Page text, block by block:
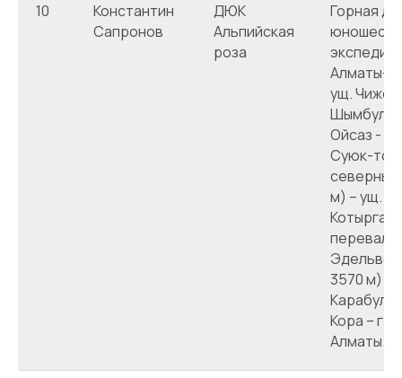
10
Константин
Сапронов
ДЮК
Альпийская
роза
Горная
Алматы-
ущ. Чиже
Ойсаз -
Суюк-
северный
м) – ущ.
перевал
3570 м) –
Кора –
Алматы.